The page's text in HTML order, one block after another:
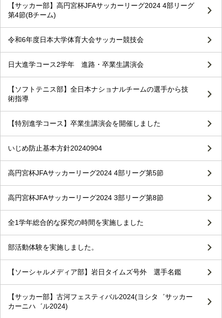
【サッカー部】高円宮杯JFAサッカーリーグ2024 4部リーグ
第4節(Bチーム)
令和6年度日本大学体育大会サッカー競技会
日大進学コース2学年 進路・卒業生講演会
【ソフトテニス部】全日本ナショナルチームの選手から技
術指導
【特別進学コース】卒業生講演会を開催しました
いじめ防止基本方針20240904
高円宮杯JFAサッカーリーグ2024 4部リーグ第5節
高円宮杯JFAサッカーリーグ2024 3部リーグ第8節
全1学年総合的な探究の時間を実施しました
部活動体験を実施しました。
【ソーシャルメディア部】岩日タイムズ号外 選手名鑑
【サッカー部】古河フェスティバル2024(ヨシタ゛サッカー
カーニハ゛ル2024)